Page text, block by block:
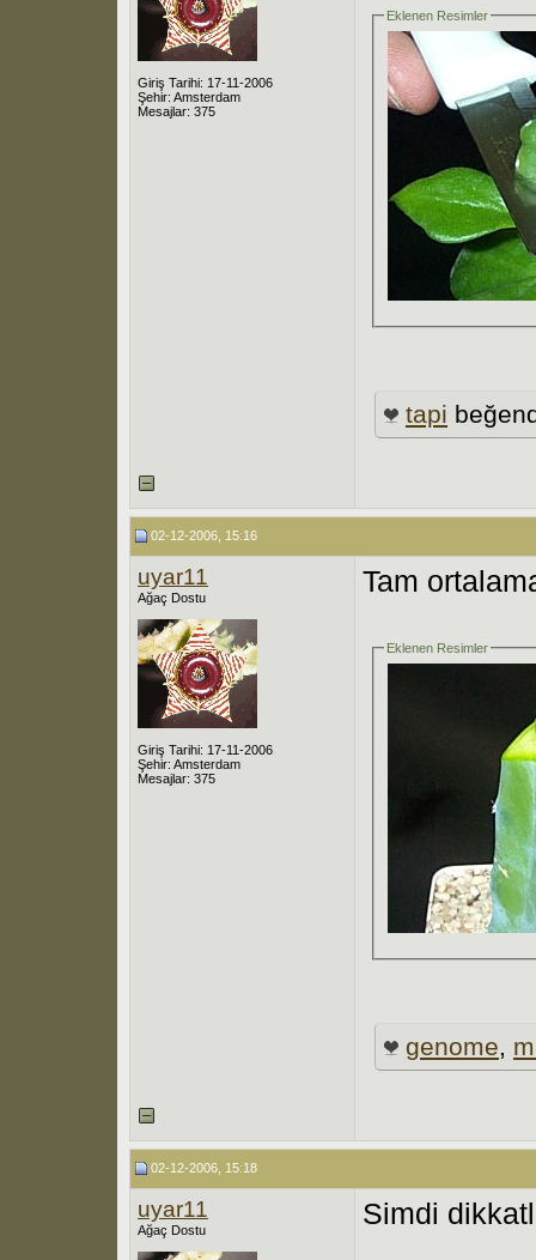
Giriş Tarihi: 17-11-2006
Şehir: Amsterdam
Mesajlar: 375
Eklenen Resimler
tapi
02-12-2006, 15:16
uyar11
Ağaç Dostu
Giriş Tarihi: 17-11-2006
Şehir: Amsterdam
Mesajlar: 375
Tam
Eklenen Resimler
genome,
02-12-2006, 15:18
uyar11
Ağaç Dostu Simdi